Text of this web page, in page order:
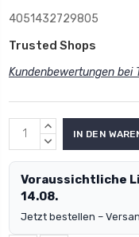
4051432729805
Trusted Shops
Kundenbewertungen bei
MENGE
ERHÖHEN:
MENGE
Voraussichtliche
14.08.
Jetzt bestellen –